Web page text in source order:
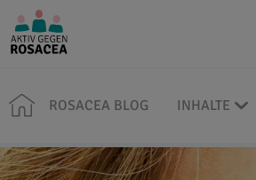
ROSACEA BLOG INHALTE